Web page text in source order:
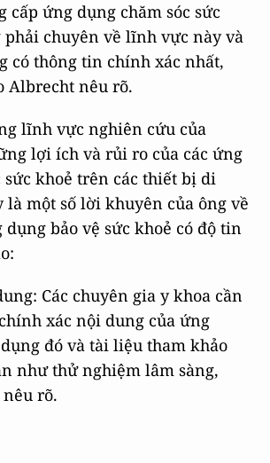
cấp ứng dụng chăm sóc sức
chuyên về lĩnh vực này và
có thông tin chính xác nhất,
Albrecht nêu rõ.
lĩnh vực nghiên cứu của
lợi ích và rủi ro của các ứng
sức khoẻ trên các thiết bị di
là một số lời khuyên của ông về
dụng bảo vệ sức khoẻ có độ tin
Các chuyên gia y khoa cần
xác nội dung của ứng
đó và tài liệu tham khảo
như thử nghiệm lâm sàng,
rõ.